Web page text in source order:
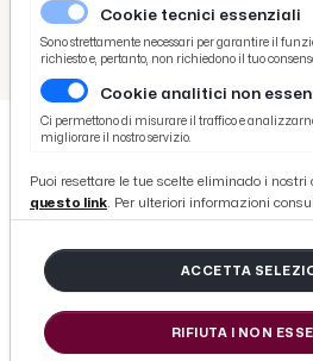
/ Picenotime
/ Ascoli Time
Ascoli Calcio, Patti si prepara a diventare il nuovo ds. Buona
Ascoli Calcio, Patti
diventare il nuovo
carriera da
difensore
Cookie tecnici essenziali
Sono strettamente necessari per garantire il
richiesto e, pertanto, non richiedono il tuo
Cookie analitici non
Ci permettono di misurare il traffico e
migliorare il nostro servizio.
Puoi resettare le tue scelte eliminado i nostri
questo link. Per ulteriori informazioni
ACCETTA
RIFIUTA I NON
Basket
Ciclismo